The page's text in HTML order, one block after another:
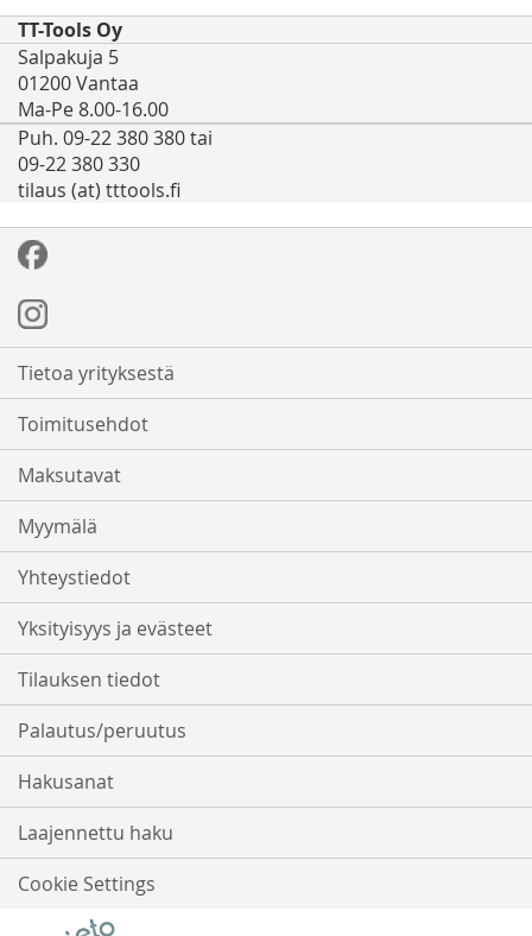
TT-Tools Oy
Salpakuja 5
01200 Vantaa
Ma-Pe 8.00-16.00
Puh. 09-22 380 380 tai
09-22 380 330
tilaus (at) tttools.fi
Tietoa yrityksestä
Toimitusehdot
Maksutavat
Myymälä
Yhteystiedot
Yksityisyys ja evästeet
Tilauksen tiedot
Palautus/peruutus
Hakusanat
Laajennettu haku
Cookie Settings